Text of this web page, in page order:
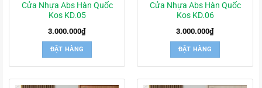
Cửa Nhựa Abs Hàn Quốc
Kos KD.05
3.000.000₫
ĐẶT HÀNG
Cửa Nhựa Abs Hàn Quốc
Kos KD.06
3.000.000₫
ĐẶT HÀNG